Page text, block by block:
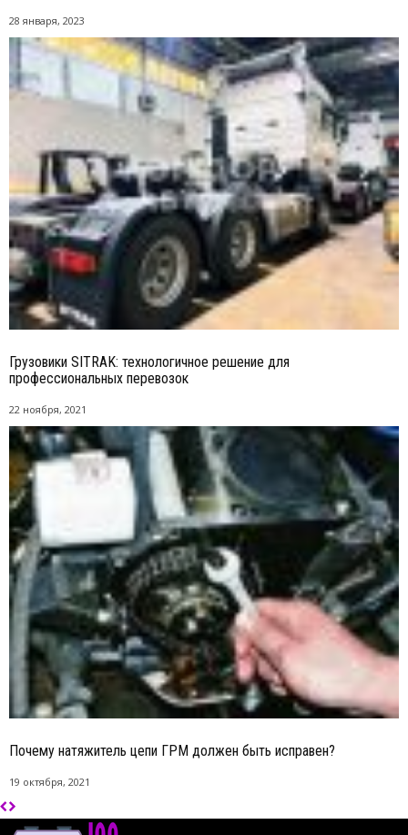
28 января, 2023
Грузовики SITRAK: технологичное решение для
профессиональных перевозок
22 ноября, 2021
Почему натяжитель цепи ГРМ должен быть исправен?
19 октября, 2021